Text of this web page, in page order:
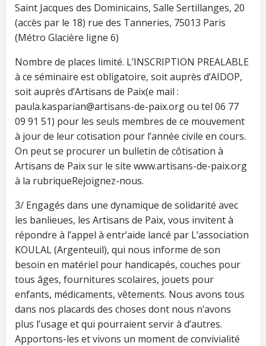
Saint Jacques des Dominicains, Salle Sertillanges, 20
(accès par le 18) rue des Tanneries, 75013 Paris
(Métro Glacière ligne 6)
Nombre de places limité. L’INSCRIPTION PREALABLE
à ce séminaire est obligatoire, soit auprès d’AIDOP,
soit auprès d’Artisans de Paix(e mail :
paula.kasparian@artisans-de-paix.org ou tel 06 77
09 91 51) pour les seuls membres de ce mouvement
à jour de leur cotisation pour l’année civile en cours.
On peut se procurer un bulletin de côtisation à
Artisans de Paix sur le site www.artisans-de-paix.org
à la rubriqueRejoignez-nous.
3/ Engagés dans une dynamique de solidarité avec
les banlieues, les Artisans de Paix, vous invitent à
répondre à l’appel à entr’aide lancé par L’association
KOULAL (Argenteuil), qui nous informe de son
besoin en matériel pour handicapés, couches pour
tous âges, fournitures scolaires, jouets pour
enfants, médicaments, vêtements. Nous avons tous
dans nos placards des choses dont nous n’avons
plus l’usage et qui pourraient servir à d’autres.
Apportons-les et vivons un moment de convivialité